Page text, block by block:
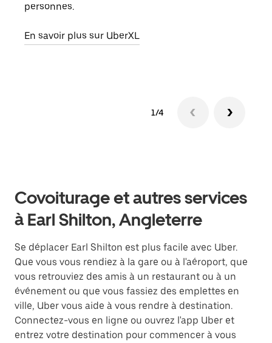
personnes.
En savoir plus sur UberXL
1/4
Covoiturage et autres services
à Earl Shilton, Angleterre
Se déplacer Earl Shilton est plus facile avec Uber.
Que vous vous rendiez à la gare ou à l'aéroport, que
vous retrouviez des amis à un restaurant ou à un
événement ou que vous fassiez des emplettes en
ville, Uber vous aide à vous rendre à destination.
Connectez-vous en ligne ou ouvrez l'app Uber et
entrez votre destination pour commencer à vous